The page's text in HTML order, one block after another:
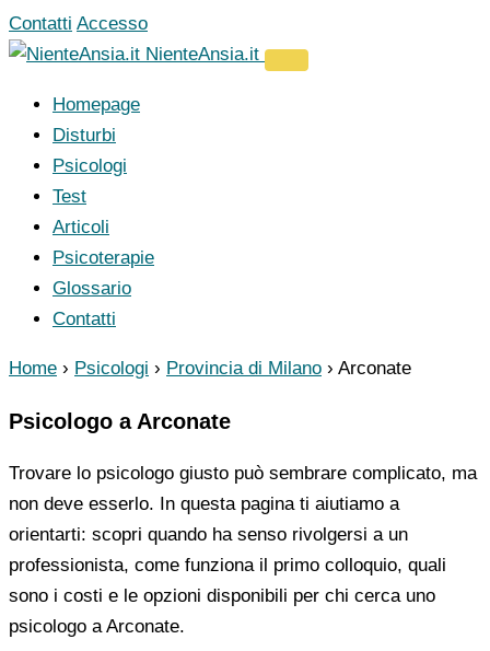
Vai
al
Contatti Accesso
NienteAnsia.it
Homepage
Disturbi
Psicologi
Test
Articoli
Psicoterapie
Glossario
Contatti
Home › Psicologi › Provincia di Milano › Arconate
Psicologo a Arconate
Trovare lo psicologo giusto può sembrare complicato, ma
non deve esserlo. In questa pagina ti aiutiamo a
orientarti: scopri quando ha senso rivolgersi a un
professionista, come funziona il primo colloquio, quali
sono i costi e le opzioni disponibili per chi cerca uno
psicologo a Arconate.